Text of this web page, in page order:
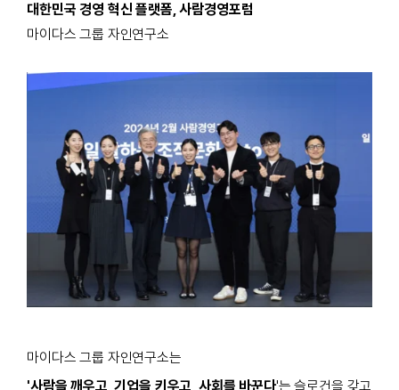
대한민국 경영 혁신 플랫폼, 사람경영포럼
마이다스 그룹 자인연구소
마이다스 그룹 자인연구소는
'사람을 깨우고, 기업을 키우고, 사회를 바꾼다'는슬로건을 갖고